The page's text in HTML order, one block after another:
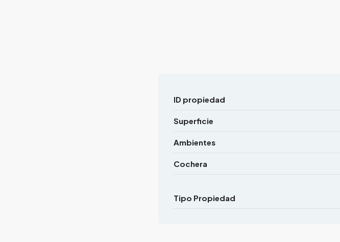
ID propiedad
Superficie
Ambientes
Cochera
Tipo Propiedad